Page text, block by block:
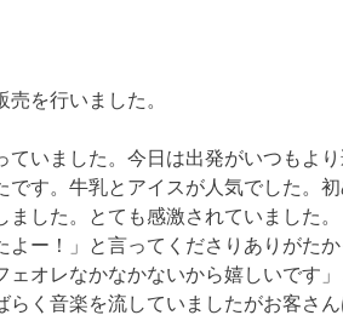
を行いました。
いました。今日は出発がいつもよ
す。牛乳とアイスが人気でした。
した。とても感激されていました。
ー！」と言ってくださりありがた
オレなかなかないから嬉しいです」
く音楽を流していましたがお客さ